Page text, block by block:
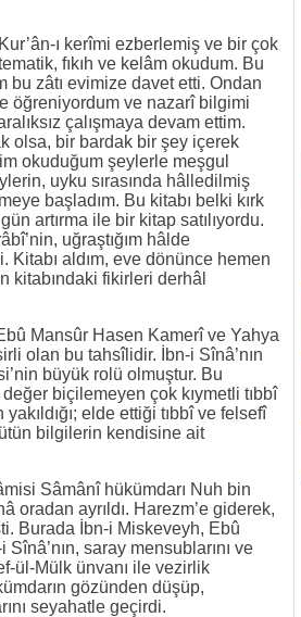
ı kerîmi ezberlemiş ve bir çok
fıkıh ve kelâm okudum. Bu
bu zâtı evimize davet etti. Ondan
öğreniyordum ve nazarî bilgimi
çalışmaya devam ettim.
olsa, bir bardak bir şey içerek
okuduğum şeylerle meşgul
uyku sırasında hâlledilmiş
başladım. Bu kitabı belki kırk
artırma ile bir kitap satılıyordu.
uğraştığım hâlde
Kitabı aldım, eve dönünce hemen
kitabındaki fikirleri derhâl
Mansûr Hasen Kamerî ve Yahya
olan bu tahsîlidir. İbn-i Sînâ’nın
büyük rolü olmuştur. Bu
biçilemeyen çok kıymetli tıbbî
elde ettiği tıbbî ve felsefî
bilgilerin kendisine ait
Sâmânî hükümdarı Nuh bin
oradan ayrıldı. Harezm’e giderek,
Burada İbn-i Miskeveyh, Ebû
saray mensublarını ve
ül-Mülk ünvanı ile vezirlik
gözünden düşüp,
seyahatle geçirdi.